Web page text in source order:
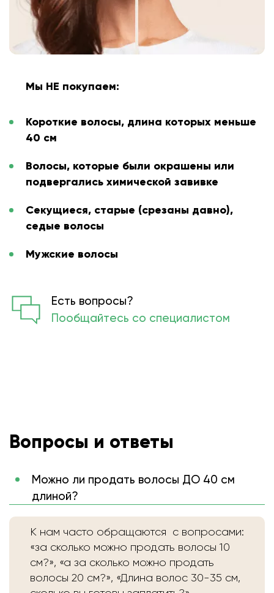
Мы НЕ покупаем:
Короткие волосы, длина которых меньше
40 см
Волосы, которые были окрашены или
подвергались химической завивке
Секущиеся, старые (срезаны давно),
седые волосы
Мужские волосы
Есть вопросы?
Пообщайтесь со специалистом
Вопросы и ответы
Можно ли продать волосы ДО 40 см
длиной?
К нам часто обращаются с вопросами:
«за сколько можно продать волосы 10
см?», «а за сколько можно продать
волосы 20 см?», «Длина волос 30-35 см,